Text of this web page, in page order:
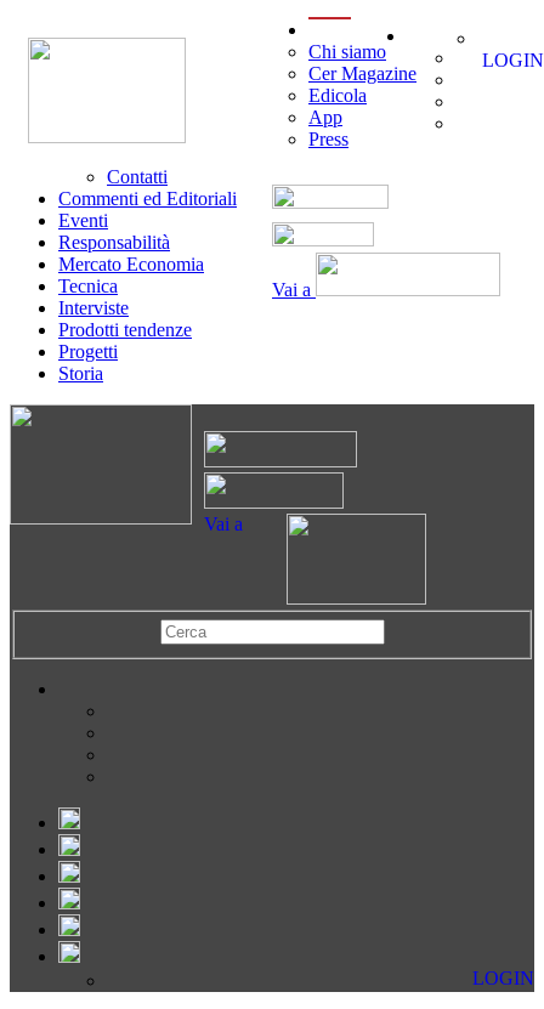
Vai a
Chi siamo
Cer Magazine
Edicola
App
Press
Contatti
Commenti ed Editoriali
Eventi
Responsabilità
Mercato Economia
Tecnica
Interviste
Prodotti tendenze
Progetti
Storia
LOGIN
Vai a
LOGIN